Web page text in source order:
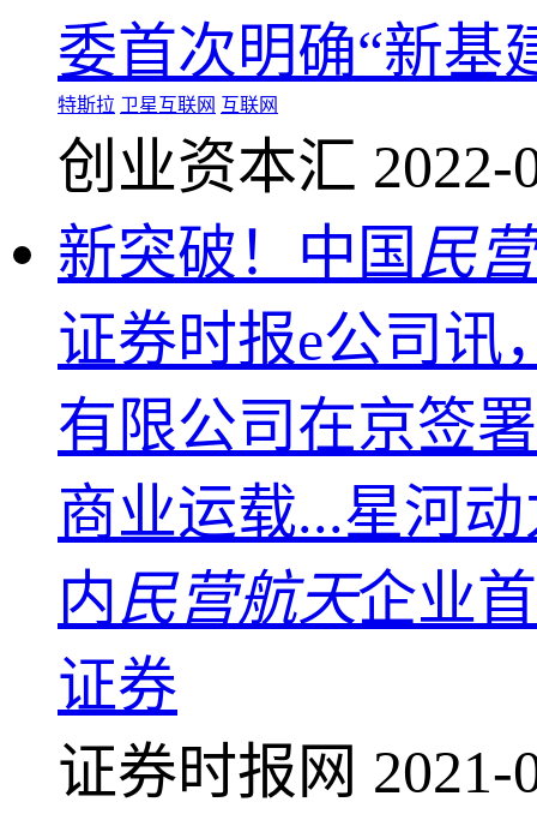
委首次明确“新基
特斯拉 卫星互联网 互联网
创业资本汇 2022-
新突破！中国 民
证券时报e公司讯
有限公司在京签
商业运载...星河
内民营航天企业
证券
证券时报网 2021-